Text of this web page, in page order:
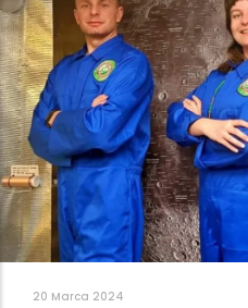
20 Marca 2024